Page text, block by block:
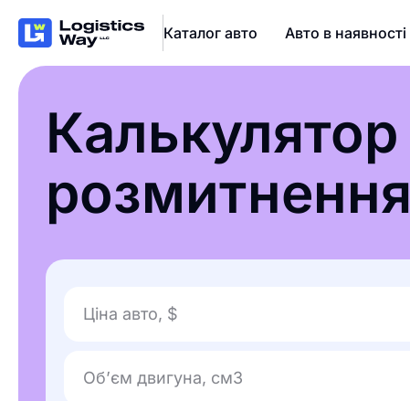
Каталог авто Авто в наявності
Калькулятор
розмитнення
Ціна авто, $
Об’єм двигуна, см3